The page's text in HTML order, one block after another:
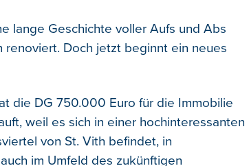
lange Geschichte voller Aufs und Abs
renoviert. Doch jetzt beginnt ein neues
die DG 750.000 Euro für die Immobilie
weil es sich in einer hochinteressanten
von St. Vith befindet, in
im Umfeld des zukünftigen